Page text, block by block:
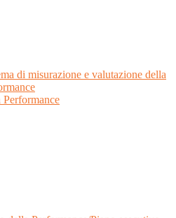
di misurazione e valutazione della
Performance